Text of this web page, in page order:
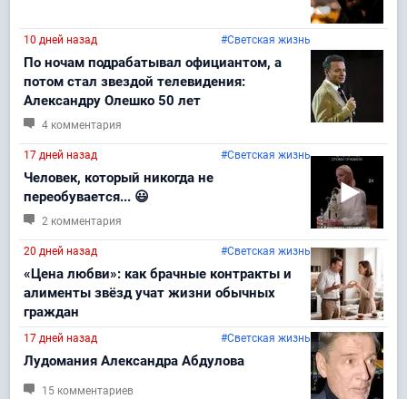
10 дней назад #Светская жизнь
По ночам подрабатывал официантом, а
потом стал звездой телевидения:
Александру Олешко 50 лет
4 комментария
17 дней назад #Светская жизнь
Человек, который никогда не
переобувается... 😃
2 комментария
20 дней назад #Светская жизнь
«Цена любви»: как брачные контракты и
алименты звёзд учат жизни обычных
граждан
17 дней назад #Светская жизнь
Лудомания Александра Абдулова
15 комментариев